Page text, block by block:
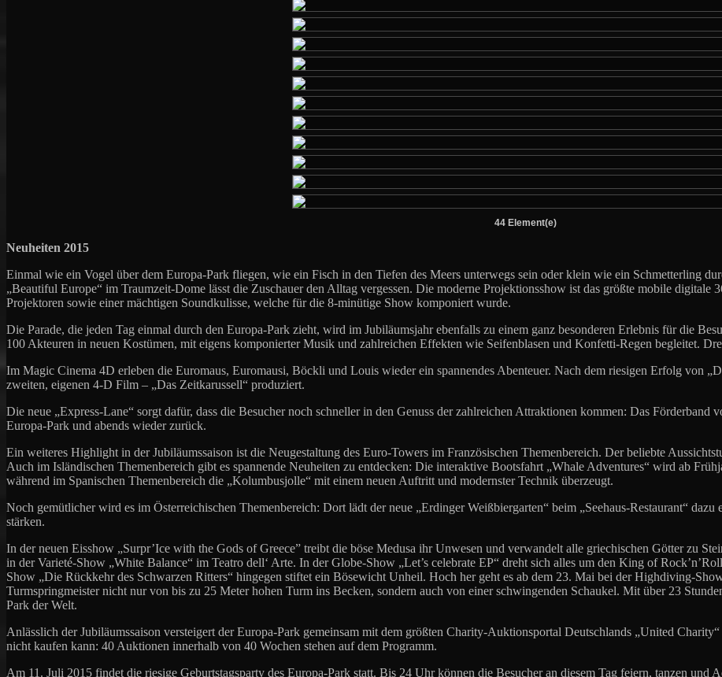
44 Element(e)
Neuheiten 2015
Einmal wie ein Vogel über dem Europa-Park fliegen, wie ein Fisch in den Tiefen des Meers unterwegs sein oder klein wie ein Schmetterling
„Beautiful Europe“ im Traumzeit-Dome lässt die Zuschauer den Alltag vergessen. Die moderne Projektionsshow ist das größte mobile
Projektoren sowie einer mächtigen Soundkulisse, welche für die 8-minütige Show komponiert wurde.
Die Parade, die jeden Tag einmal durch den Europa-Park zieht, wird im Jubiläumsjahr ebenfalls zu einem ganz besonderen Erlebnis für die
100 Akteuren in neuen Kostümen, mit eigens komponierter Musik und zahlreichen Effekten wie Seifenblasen und Konfetti-Regen begleitet.
Im Magic Cinema 4D erleben die Euromaus, Euromausi, Böckli und Louis wieder ein spannendes Abenteuer. Nach dem riesigen Erfolg von
zweiten, eigenen 4-D Film – „Das Zeitkarussell“ produziert.
Die neue „Express-Lane“ sorgt dafür, dass die Besucher noch schneller in den Genuss der zahlreichen Attraktionen kommen: Das
Europa-Park und abends wieder zurück.
Ein weiteres Highlight in der Jubiläumssaison ist die Neugestaltung des Euro-Towers im Französischen Themenbereich. Der beliebte
Auch im Isländischen Themenbereich gibt es spannende Neuheiten zu entdecken: Die interaktive Bootsfahrt „Whale Adventures“ wird ab
während im Spanischen Themenbereich die „Kolumbusjolle“ mit einem neuen Auftritt und modernster Technik überzeugt.
Noch gemütlicher wird es im Österreichischen Themenbereich: Dort lädt der neue „Erdinger Weißbiergarten“ beim „Seehaus-Restaurant“
stärken.
In der neuen Eisshow „Surpr’Ice with the Gods of Greece” treibt die böse Medusa ihr Unwesen und verwandelt alle griechischen Götter zu
in der Varieté-Show „White Balance“ im Teatro dell‘ Arte. In der Globe-Show „Let’s celebrate EP“ dreht sich alles um den King of
Show „Die Rückkehr des Schwarzen Ritters“ hingegen stiftet ein Bösewicht Unheil. Hoch her geht es ab dem 23. Mai bei der Highdiving-
Turmspringmeister nicht nur von bis zu 25 Meter hohen Turm ins Becken, sondern auch von einer schwingenden Schaukel. Mit über 23
Park der Welt.
Anlässlich der Jubiläumssaison versteigert der Europa-Park gemeinsam mit dem größten Charity-Auktionsportal Deutschlands „United
nicht kaufen kann: 40 Auktionen innerhalb von 40 Wochen stehen auf dem Programm.
Am 11. Juli 2015 findet die riesige Geburtstagsparty des Europa-Park statt. Bis 24 Uhr können die Besucher an diesem Tag feiern, tanzen und